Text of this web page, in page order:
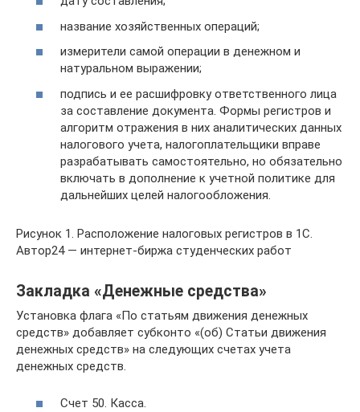
название хозяйственных операций;
измерители самой операции в денежном и
натуральном выражении;
подпись и ее расшифровку ответственного лица
за составление документа. Формы регистров и
алгоритм отражения в них аналитических данных
налогового учета, налогоплательщики вправе
разрабатывать самостоятельно, но обязательно
включать в дополнение к учетной политике для
дальнейших целей налогообложения.
Рисунок 1. Расположение налоговых регистров в 1С.
Автор24 — интернет-биржа студенческих работ
Закладка «Денежные средства»
Установка флага «По статьям движения денежных
средств» добавляет субконто «(об) Статьи движения
денежных средств» на следующих счетах учета
денежных средств.
Счет 50. Касса.